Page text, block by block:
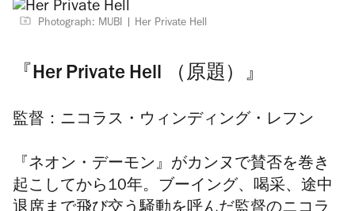
Photograph: MUBI Her Private Hell
『Her Private Hell （原題）』
監督：ニコラス・ウィンディング・レフン
『ネオン・デーモン』がカンヌで賛否を巻き
起こしてから10年。ブーイング、喝采、途中